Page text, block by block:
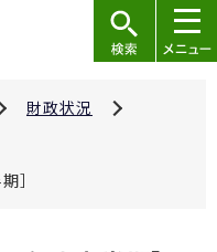
財政状況
］